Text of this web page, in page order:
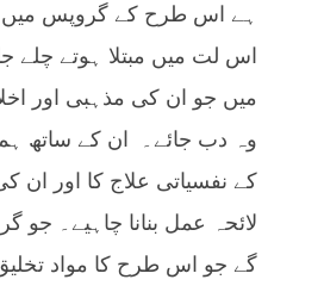
ہے اس طرح کے گروپس میں
اس لت میں مبتلا ہوتے چلے
میں جو ان کی مذہبی اور
وہ دب جائے۔ ان کے ساتھ
کے نفسیاتی علاج کا اور ان
لائحہ عمل بنانا چاہیے۔ جو
گے جو اس طرح کا مواد